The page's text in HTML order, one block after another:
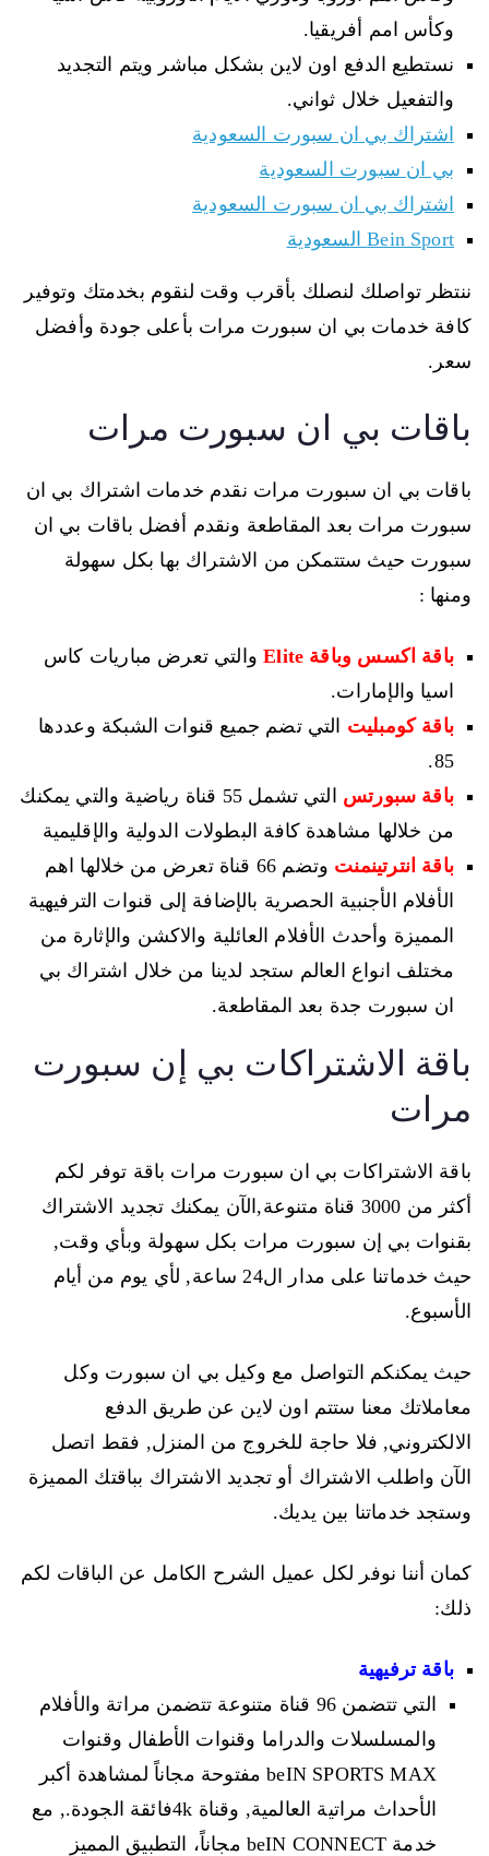
وكأس امم أفريقيا.
نستطيع الدفع اون لاين بشكل مباشر ويتم التجديد
والتفعيل خلال ثواني.
اشتراك بي ان سبورت السعودية
بي ان سبورت السعودية
اشتراك بي ان سبورت السعودية
Bein Sport السعودية
ننتظر تواصلك لنصلك بأقرب وقت لنقوم بخدمتك وتوفير
كافة خدمات بي ان سبورت مرات بأعلى جودة وأفضل
سعر.
باقات بي ان سبورت مرات
باقات بي ان سبورت مرات نقدم خدمات اشتراك بي ان
سبورت مرات بعد المقاطعة ونقدم أفضل باقات بي ان
سبورت حيث ستتمكن من الاشتراك بها بكل سهولة
ومنها :
باقة اكسس وباقة Elite
والتي تعرض مباريات كاس
اسيا والإمارات.
باقة كومبليت التي تضم جميع قنوات الشبكة وعددها
85.
باقة سبورتس
التي تشمل 55 قناة رياضية والتي يمكنك
من خلالها مشاهدة كافة البطولات الدولية والإقليمية
باقة انترتينمنت
وتضم 66 قناة تعرض من خلالها اهم
الأفلام الأجنبية الحصرية بالإضافة إلى قنوات الترفيهية
المميزة وأحدث الأفلام العائلية والاكشن والإثارة من
مختلف انواع العالم ستجد لدينا من خلال اشتراك بي
ان سبورت جدة بعد المقاطعة.
باقة الاشتراكات بي إن سبورت
مرات
باقة الاشتراكات بي ان سبورت مرات باقة توفر لكم
أكثر من 3000 قناة متنوعة,الآن يمكنك تجديد الاشتراك
بقنوات بي إن سبورت مرات بكل سهولة وبأي وقت,
حيث خدماتنا على مدار ال24 ساعة, لأي يوم من أيام
الأسبوع.
حيث يمكنكم التواصل مع وكيل بي ان سبورت وكل
معاملاتك معنا ستتم اون لاين عن طريق الدفع
الالكتروني, فلا حاجة للخروج من المنزل, فقط اتصل
الآن واطلب الاشتراك أو تجديد الاشتراك بباقتك المميزة
وستجد خدماتنا بين يديك.
كمان أننا نوفر لكل عميل الشرح الكامل عن الباقات لكم
ذلك:
باقة ترفيهية
التي تتضمن 96 قناة متنوعة تتضمن مراتة والأفلام
والمسلسلات والدراما وقنوات الأطفال وقنوات
beIN SPORTS MAX مفتوحة مجاناً لمشاهدة أكبر
الأحداث مراتية العالمية, وقناة 4kفائقة الجودة., مع
خدمة beIN CONNECT مجاناً، التطبيق المميز